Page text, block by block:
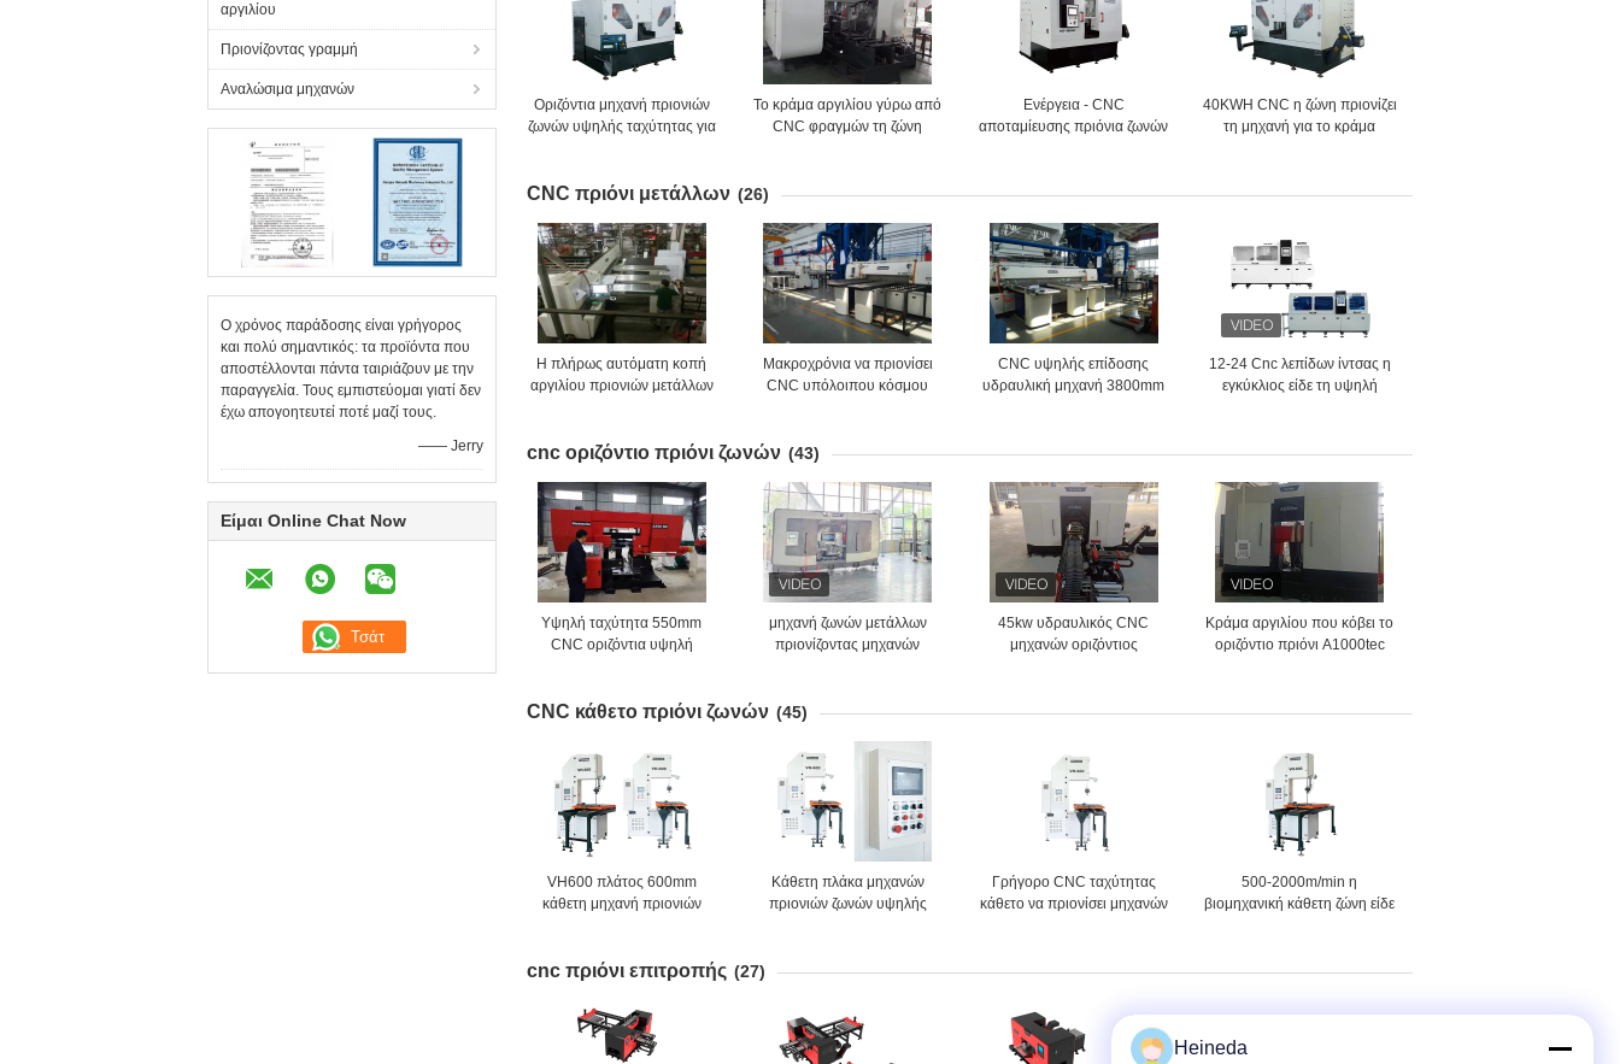
αργιλίου
Πριονίζοντας γραμμή
Αναλώσιμα μηχανών
Ο χρόνος παράδοσης είναι γρήγορος
και πολύ σημαντικός: τα προϊόντα που
αποστέλλονται πάντα ταιριάζουν με την
παραγγελία. Τους εμπιστεύομαι γιατί δεν
έχω απογοητευτεί ποτέ μαζί τους.
—— Jerry
Είμαι Online Chat Now
Οριζόντια μηχανή πριονιών
ζωνών υψηλής ταχύτητας για
Το κράμα αργιλίου γύρω από
CNC φραγμών τη ζώνη
Ενέργεια - CNC
αποταμίευσης πριόνια ζωνών
40KWH CNC η ζώνη πριονίζει
τη μηχανή για το κράμα
CNC πριόνι μετάλλων (26)
Η πλήρως αυτόματη κοπή
αργιλίου πριονιών μετάλλων
Μακροχρόνια να πριονίσει
CNC υπόλοιπου κόσμου
πριονιών μετάλλων
CNC υψηλής επίδοσης
υδραυλική μηχανή 3800mm
12-24 Cnc λεπίδων ίντσας η
εγκύκλιος είδε τη υψηλή
cnc οριζόντιο πριόνι ζωνών (43)
Υψηλή ταχύτητα 550mm
CNC οριζόντια υψηλή
μηχανή ζωνών μετάλλων
πριονίζοντας μηχανών
45kw υδραυλικός CNC
μηχανών οριζόντιος
Κράμα αργιλίου που κόβει το
οριζόντιο πριόνι A1000tec
CNC κάθετο πριόνι ζωνών (45)
VH600 πλάτος 600mm
κάθετη μηχανή πριονιών
Κάθετη πλάκα μηχανών
πριονιών ζωνών υψηλής
Γρήγορο CNC ταχύτητας
κάθετο να πριονίσει μηχανών
500-2000m/min η
βιομηχανική κάθετη ζώνη είδε
χάλυβα
cnc πριόνι επιτροπής (27)
Heineda